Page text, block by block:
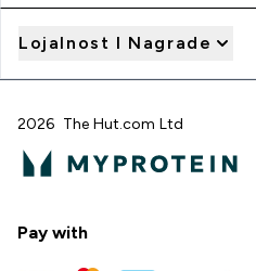
Lojalnost I Nagrade
2026 The Hut.com Ltd
Pay with